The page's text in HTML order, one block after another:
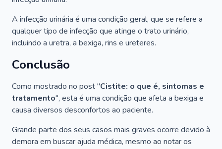
A infecção urinária é uma condição geral, que se refere a
qualquer tipo de infecção que atinge o trato urinário,
incluindo a uretra, a bexiga, rins e ureteres.
Conclusão
Como mostrado no post "Cistite: o que é, sintomas e
tratamento", esta é uma condição que afeta a bexiga e
causa diversos desconfortos ao paciente.
Grande parte dos seus casos mais graves ocorre devido à
demora em buscar ajuda médica, mesmo ao notar os